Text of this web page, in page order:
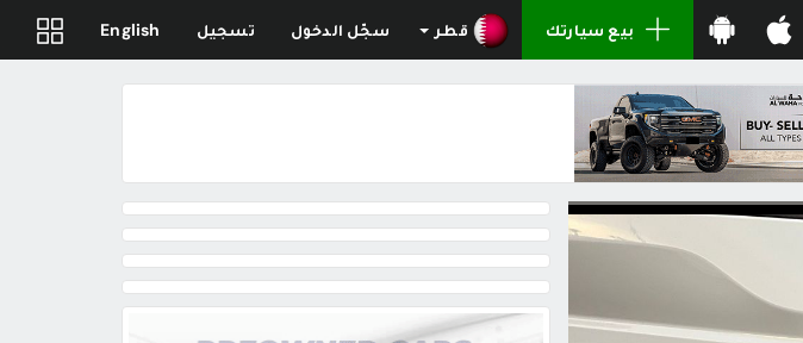
بيع سيارتك قطر سجّل الدخول تسجيل English